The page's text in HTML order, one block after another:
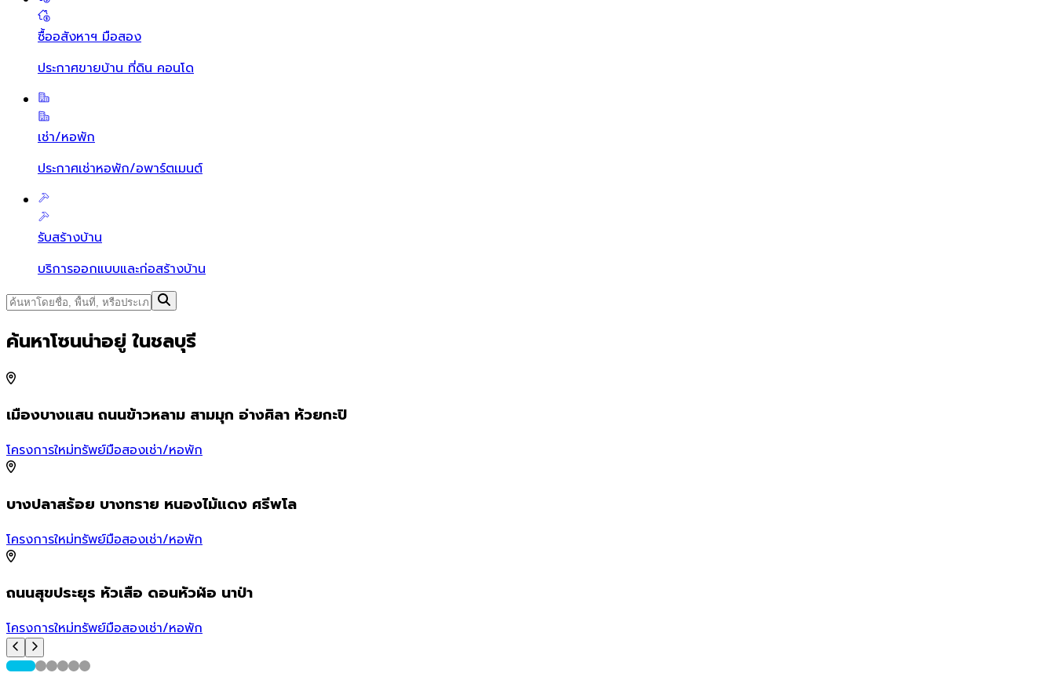
ซื้ออสังหาฯ มือสอง
ประกาศขายบ้าน ที่ดิน คอนโด
เช่า/หอพัก
ประกาศเช่าหอพัก/อพาร์ตเมนต์
รับสร้างบ้าน
บริการออกแบบและก่อสร้างบ้าน
ค้นหาโซนน่าอยู่ ในชลบุรี
เมืองบางแสน ถนนข้าวหลาม สามมุก อ่างศิลา ห้วยกะปิ
โครงการใหม่ทรัพย์มือสองเช่า/หอพัก
บางปลาสร้อย บางทราย หนองไม้แดง ศรีพโล
โครงการใหม่ทรัพย์มือสองเช่า/หอพัก
ถนนสุขประยุร หัวเสือ ดอนหัวฬ่อ นาป่า
โครงการใหม่ทรัพย์มือสองเช่า/หอพัก